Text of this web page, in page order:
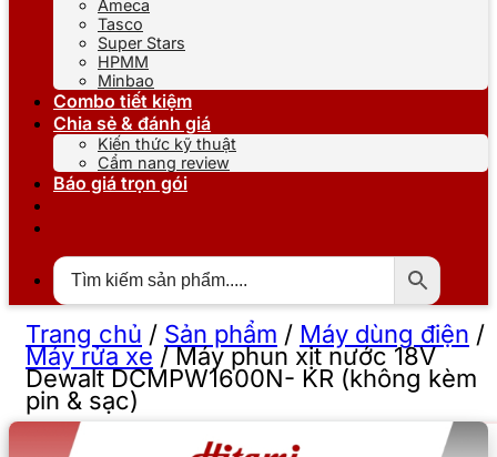
Ameca
Tasco
Super Stars
HPMM
Minbao
Combo tiết kiệm
Chia sẻ & đánh giá
Kiến thức kỹ thuật
Cẩm nang review
Báo giá trọn gói
Trang chủ / Sản phẩm / Máy dùng điện /
Máy rửa xe /Máy phun xịt nước 18V
Dewalt DCMPW1600N- KR (không kèm
pin & sạc)